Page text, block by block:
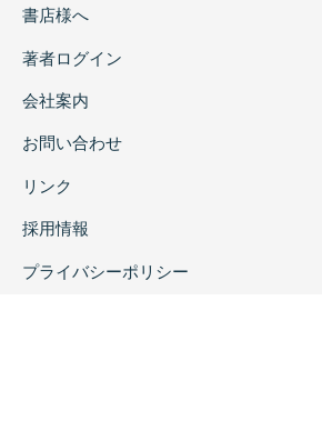
書店様へ
著者ログイン
会社案内
お問い合わせ
リンク
採用情報
プライバシーポリシー